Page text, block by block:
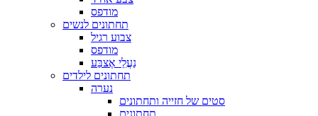
מודפס
תחתונים לנשים
צבוע רגיל
מודפס
נַעֲלֵי אֶצבַּע
תחתונים לילדים
נערה
סטים של חזייה ותחתונים
תחתונים